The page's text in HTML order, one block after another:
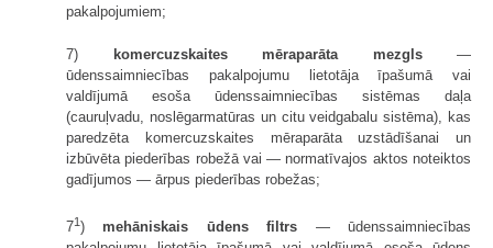
pakalpojumiem;
7) komercuzskaites mēraparāta mezgls—
ūdenssaimniecības pakalpojumu lietotāja īpašumā vai
valdījumā esoša ūdenssaimniecības sistēmas daļa
(cauruļvadu, noslēgarmatūras un citu veidgabalu sistēma), kas
paredzēta komercuzskaites mēraparāta uzstādīšanai un
izbūvēta piederības robežā vai — normatīvajos aktos noteiktos
gadījumos — ārpus piederības robežas;
71) mehāniskais ūdens filtrs — ūdenssaimniecības